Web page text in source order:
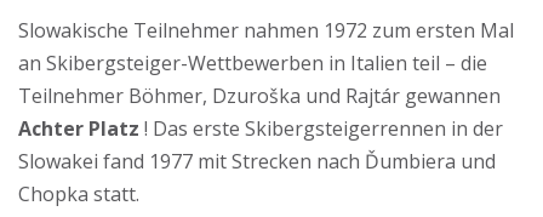
Slowakische Teilnehmer nahmen 1972 zum ersten Mal
an Skibergsteiger-Wettbewerben in Italien teil – die
Teilnehmer Böhmer, Dzuroška und Rajtár gewannen
Achter Platz ! Das erste Skibergsteigerrennen in der
Slowakei fand 1977 mit Strecken nach Ďumbiera und
Chopka statt.